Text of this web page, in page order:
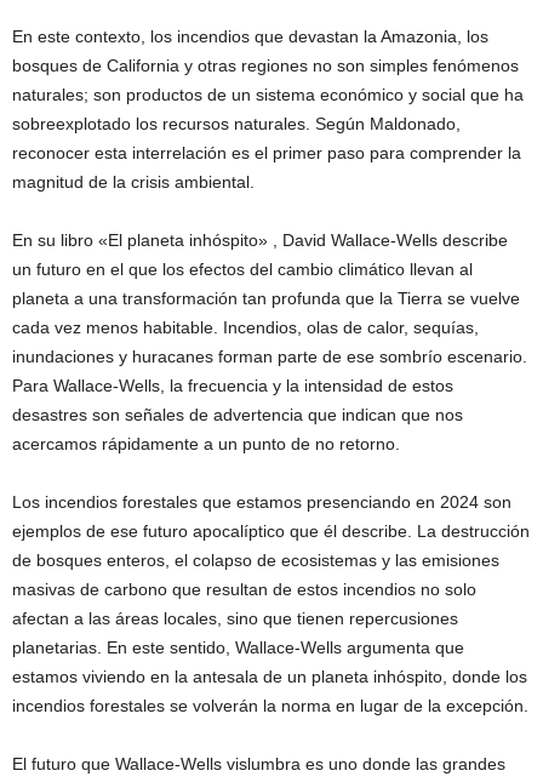
En este contexto, los incendios que devastan la Amazonia, los
bosques de California y otras regiones no son simples fenómenos
naturales; son productos de un sistema económico y social que ha
sobreexplotado los recursos naturales. Según Maldonado,
reconocer esta interrelación es el primer paso para comprender la
magnitud de la crisis ambiental.
En su libro «El planeta inhóspito» , David Wallace-Wells describe
un futuro en el que los efectos del cambio climático llevan al
planeta a una transformación tan profunda que la Tierra se vuelve
cada vez menos habitable. Incendios, olas de calor, sequías,
inundaciones y huracanes forman parte de ese sombrío escenario.
Para Wallace-Wells, la frecuencia y la intensidad de estos
desastres son señales de advertencia que indican que nos
acercamos rápidamente a un punto de no retorno.
Los incendios forestales que estamos presenciando en 2024 son
ejemplos de ese futuro apocalíptico que él describe. La destrucción
de bosques enteros, el colapso de ecosistemas y las emisiones
masivas de carbono que resultan de estos incendios no solo
afectan a las áreas locales, sino que tienen repercusiones
planetarias. En este sentido, Wallace-Wells argumenta que
estamos viviendo en la antesala de un planeta inhóspito, donde los
incendios forestales se volverán la norma en lugar de la excepción.
El futuro que Wallace-Wells vislumbra es uno donde las grandes